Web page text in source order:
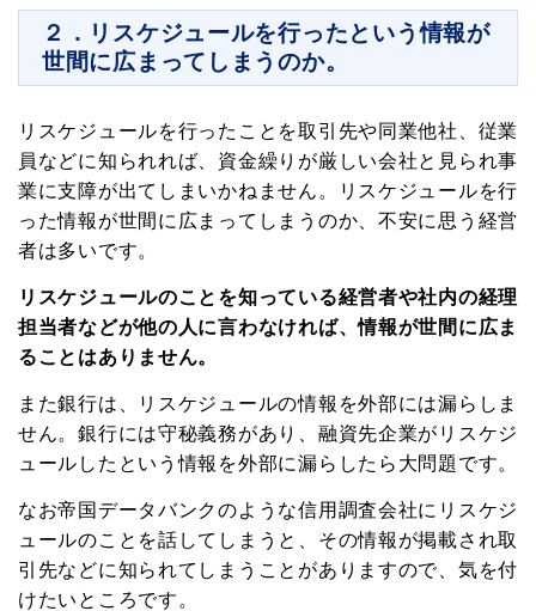
２．リスケジュールを行ったという情報が
世間に広まってしまうのか。
リスケジュールを行ったことを取引先や同業他社、従業
員などに知られれば、資金繰りが厳しい会社と見られ事
業に支障が出てしまいかねません。リスケジュールを行
った情報が世間に広まってしまうのか、不安に思う経営
者は多いです。
リスケジュールのことを知っている経営者や社内の経理
担当者などが他の人に言わなければ、情報が世間に広ま
ることはありません。
また銀行は、リスケジュールの情報を外部には漏らしま
せん。銀行には守秘義務があり、融資先企業がリスケジ
ュールしたという情報を外部に漏らしたら大問題です。
なお帝国データバンクのような信用調査会社にリスケジ
ュールのことを話してしまうと、その情報が掲載され取
引先などに知られてしまうことがありますので、気を付
けたいところです。